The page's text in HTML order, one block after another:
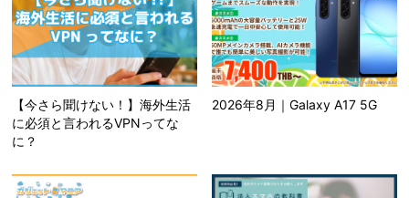
【今さら聞けない！】海外生活
に必須と言われるVPNってな
に？
2026年8月｜Galaxy A17 5G